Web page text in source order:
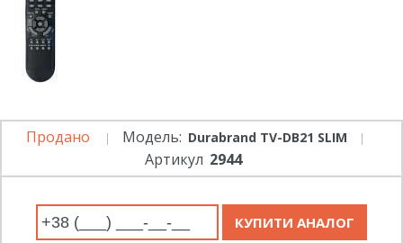
Продано Модель: Durabrand TV-DB21 SLIM
Артикул 2944